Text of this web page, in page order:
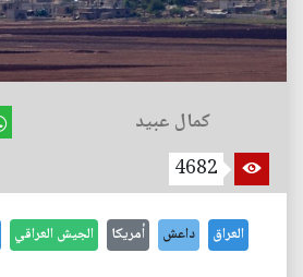
كمال عبيد
4682
العراق داعش أمريكا الجيش العراقي